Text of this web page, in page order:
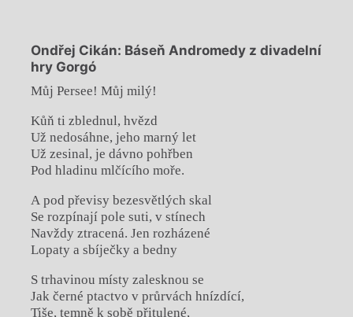
Ondřej Cikán: Báseň Andromedy z divadelní
hry Gorgó
Můj Persee! Můj milý!
Kůň ti zblednul, hvězd
Už nedosáhne, jeho marný let
Už zesinal, je dávno pohřben
Pod hladinu mlčícího moře.
A pod převisy bezesvětlých skal
Se rozpínají pole suti, v stínech
Navždy ztracená. Jen rozházené
Lopaty a sbíječky a bedny
S trhavinou místy zalesknou se
Jak černé ptactvo v průrvách hnízdící,
Tiše, temně k sobě přitulené,